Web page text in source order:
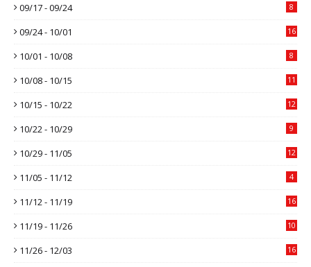
09/17 - 09/24 8
09/24 - 10/01 16
10/01 - 10/08 8
10/08 - 10/15 11
10/15 - 10/22 12
10/22 - 10/29 9
10/29 - 11/05 12
11/05 - 11/12 4
11/12 - 11/19 16
11/19 - 11/26 10
11/26 - 12/03 16